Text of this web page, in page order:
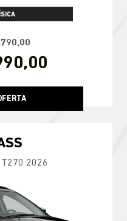
2026